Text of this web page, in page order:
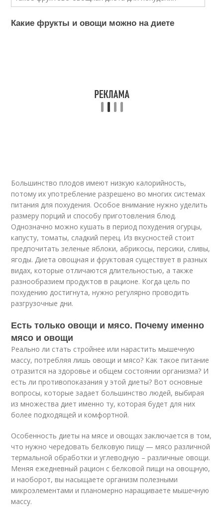
Какие фрукты и овощи можно на диете
Большинство плодов имеют низкую калорийность,
потому их употребление разрешено во многих системах
питания для похудения. Особое внимание нужно уделить
размеру порций и способу приготовления блюд.
Однозначно можно кушать в период похудения огурцы,
капусту, томаты, сладкий перец. Из вкусностей стоит
предпочитать зеленые яблоки, абрикосы, персики, сливы,
ягоды. Диета овощная и фруктовая существует в разных
видах, которые отличаются длительностью, а также
разнообразием продуктов в рационе. Когда цель по
похудению достигнута, нужно регулярно проводить
разгрузочные дни.
Есть только овощи и мясо. Почему именно
мясо и овощи
Реально ли стать стройнее или нарастить мышечную
массу, потребляя лишь овощи и мясо? Как такое питание
отразится на здоровье и общем состоянии организма? И
есть ли противопоказания у этой диеты? Вот основные
вопросы, которые задает большинство людей, выбирая
из множества диет именно ту, которая будет для них
более подходящей и комфортной.
Особенность диеты на мясе и овощах заключается в том,
что нужно чередовать белковую пищу — мясо различной
термальной обработки и углеводную – различные овощи.
Меняя ежедневный рацион с белковой пищи на овощную,
и наоборот, вы насыщаете организм полезными
микроэлементами и планомерно наращиваете мышечную
массу.